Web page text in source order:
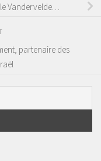
Vandervelde…
partenaire des